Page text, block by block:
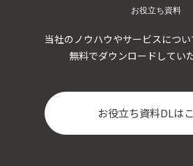
お役立ち資料
当社のノウハウやサービスにつ
無料でダウンロードしてい
お役立ち資料DLは